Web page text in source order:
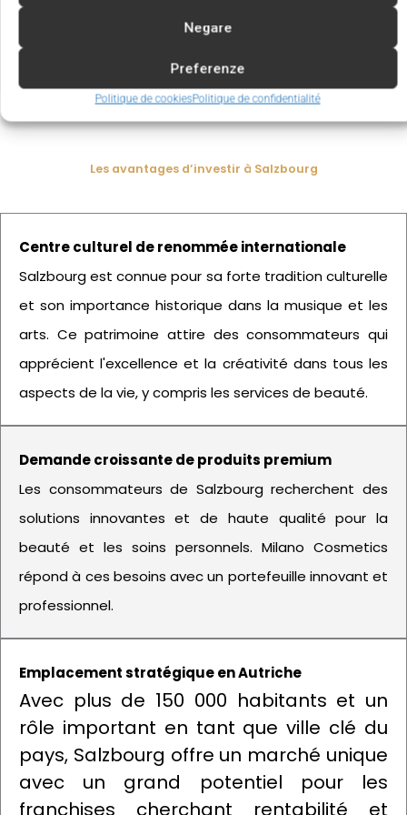
Negare
Preferenze
Politique de cookiesPolitique de confidentialité
plus historiques et artistiques d’Autriche.
Les avantages d’investir à Salzbourg
Centre culturel de renommée internationale
Salzbourg est connue pour sa forte tradition culturelle
et son importance historique dans la musique et les
arts. Ce patrimoine attire des consommateurs qui
apprécient l'excellence et la créativité dans tous les
aspects de la vie, y compris les services de beauté.
Demande croissante de produits premium
Les consommateurs de Salzbourg recherchent des
solutions innovantes et de haute qualité pour la
beauté et les soins personnels. Milano Cosmetics
répond à ces besoins avec un portefeuille innovant et
professionnel.
Emplacement stratégique en Autriche
Avec plus de 150 000 habitants et un
rôle important en tant que ville clé du
pays, Salzbourg offre un marché unique
avec un grand potentiel pour les
franchises cherchant rentabilité et